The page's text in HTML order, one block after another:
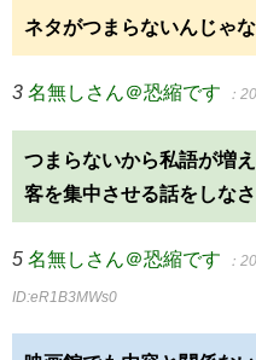
ネタがつまらないんじゃ
3 名無しさん＠恐縮です ：
つまらないから私語が増
客を集中させる話をしな
5 名無しさん＠恐縮です ：
ID:eR1B3MWs0